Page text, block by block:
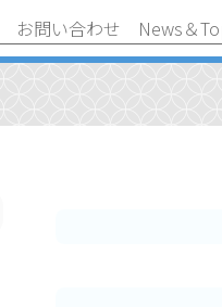
お問い合わせ News＆